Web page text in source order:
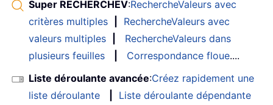
Super RECHERCHEV:RechercheValeurs avec
critères multiples
RechercheValeurs avec
valeurs multiples
RechercheValeurs dans
plusieurs feuilles
Correspondance floue....
Liste déroulante avancée:Créez rapidement une
liste déroulante
Liste déroulante dépendante